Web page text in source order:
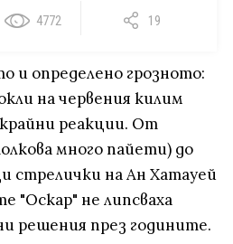
4772 19
и определено грозното:
на червения килим
реакции. От
много пайети) до
стрелички на Ан Хатауей
"Оскар" не липсваха
решения през годините.